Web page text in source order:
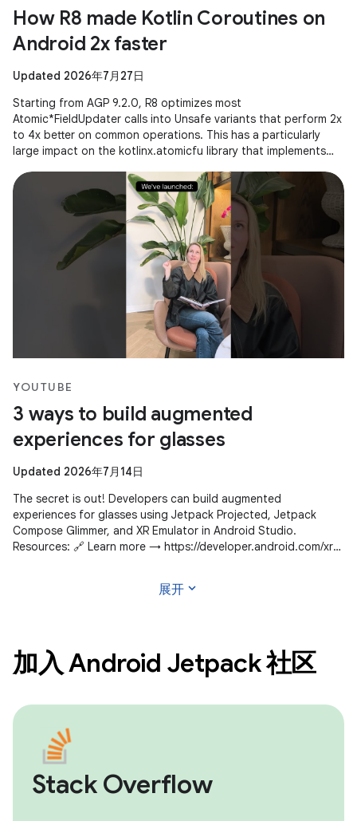
How R8 made Kotlin Coroutines on
Android 2x faster
Updated 2026年7月27日
Starting from AGP 9.2.0, R8 optimizes most
Atomic*FieldUpdater calls into Unsafe variants that perform 2x
to 4x better on common operations. This has a particularly
large impact on the kotlinx.atomicfu library that implements
YOUTUBE
3 ways to build augmented
experiences for glasses
Updated 2026年7月14日
The secret is out! Developers can build augmented
experiences for glasses using Jetpack Projected, Jetpack
Compose Glimmer, and XR Emulator in Android Studio.
Resources: 🔗 Learn more → https://developer.android.com/xr
展开 expand_more
加入 Android Jetpack 社区
Stack Overflow